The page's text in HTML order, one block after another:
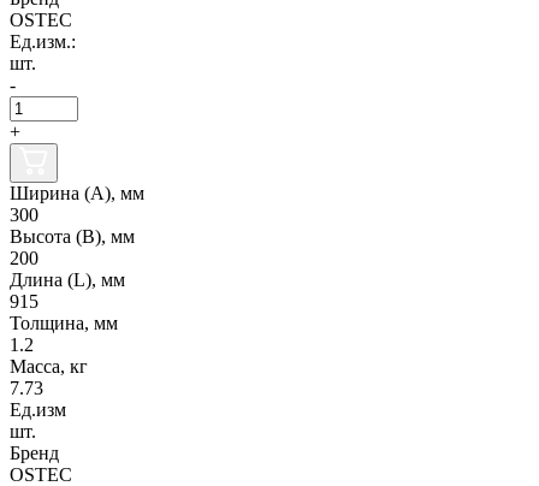
OSTEC
Ед.изм.:
шт.
-
+
Ширина (А), мм
300
Высота (В), мм
200
Длина (L), мм
915
Толщина, мм
1.2
Масса, кг
7.73
Ед.изм
шт.
Бренд
OSTEC